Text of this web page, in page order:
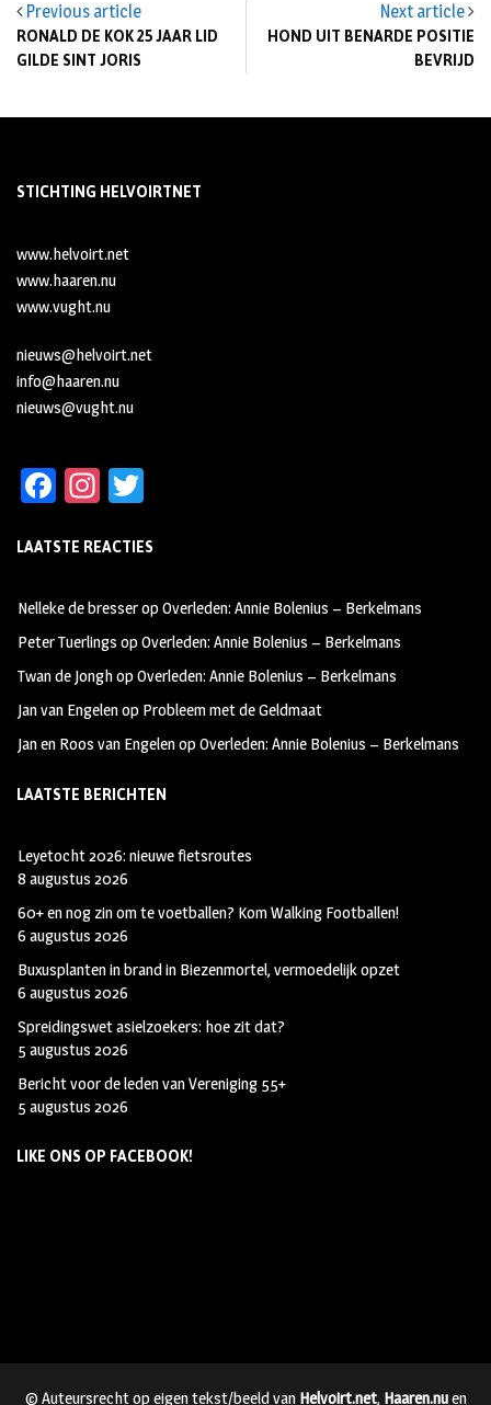
Previous article
RONALD DE KOK 25 JAAR LID
GILDE SINT JORIS
Next article
HOND UIT BENARDE POSITIE
BEVRIJD
STICHTING HELVOIRTNET
www.helvoirt.net
www.haaren.nu
www.vught.nu
nieuws@helvoirt.net
info@haaren.nu
nieuws@vught.nu
Fa
b
oo
k
In
ag
m
tt
LAATSTE REACTIES
Nelleke de bresseropOverleden: Annie Bolenius – Berkelmans
Peter Tuerlings opOverleden: Annie Bolenius – Berkelmans
Twan de JonghopOverleden: Annie Bolenius – Berkelmans
Jan van Engelenop Probleem met de Geldmaat
Jan en Roos van EngelenopOverleden: Annie Bolenius – Berkelmans
LAATSTE BERICHTEN
Leyetocht 2026: nieuwe fietsroutes
8 augustus 2026
60+ en nog zin om te voetballen? Kom Walking Footballen!
6 augustus 2026
Buxusplanten in brand in Biezenmortel, vermoedelijk opzet
6 augustus 2026
Spreidingswet asielzoekers: hoe zit dat?
5 augustus 2026
Bericht voor de leden van Vereniging 55+
5 augustus 2026
LIKE ONS OP FACEBOOK!
© Auteursrecht op eigen tekst/beeld van Helvoirt.net, Haaren.nuen